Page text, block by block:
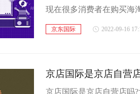
京东国际 2022-09-16
京店国际是京店自营